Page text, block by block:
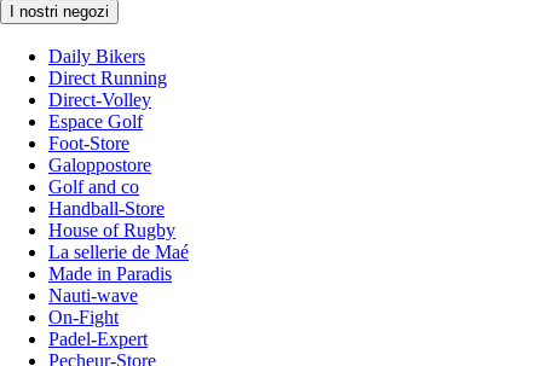
I nostri negozi
Daily Bikers
Direct Running
Direct-Volley
Espace Golf
Foot-Store
Galoppostore
Golf and co
Handball-Store
House of Rugby
La sellerie de Maé
Made in Paradis
Nauti-wave
On-Fight
Padel-Expert
Pecheur-Store